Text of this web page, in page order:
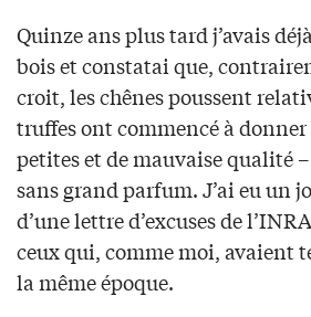
Quinze ans plus tard j’avais
bois et constatai que,
croit, les chênes poussent
truffes ont commencé à
petites et de mauvaise qualité
sans grand parfum. J’ai eu un
d’une lettre d’excuses de
ceux qui, comme moi, avaient
la même époque.